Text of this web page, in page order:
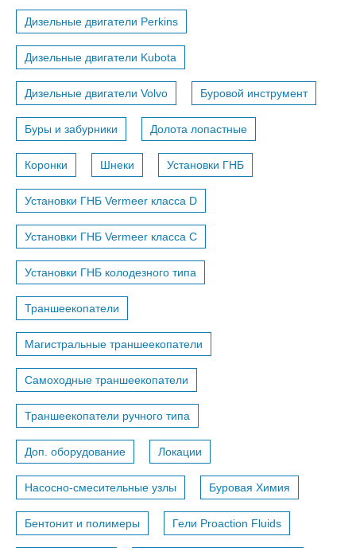
Дизельные двигатели Perkins
Дизельные двигатели Kubota
Дизельные двигатели Volvo Буровой инструмент
Буры и забурники Долота лопастные
Коронки Шнеки Установки ГНБ
Установки ГНБ Vermeer класса D
Установки ГНБ Vermeer класса С
Установки ГНБ колодезного типа
Траншеекопатели
Магистральные траншеекопатели
Самоходные траншеекопатели
Траншеекопатели ручного типа
Доп. оборудование Локации
Насосно-смесительные узлы Буровая Химия
Бентонит и полимеры Гели Proaction Fluids